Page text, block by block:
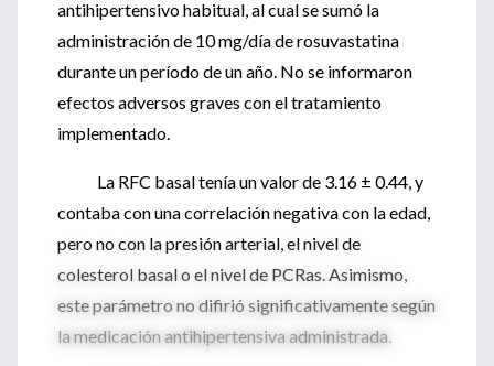
antihipertensivo habitual, al cual se sumó la
administración de 10 mg/día de rosuvastatina
durante un período de un año. No se informaron
efectos adversos graves con el tratamiento
implementado.
La RFC basal tenía un valor de 3.16 ± 0.44, y
contaba con una correlación negativa con la edad,
pero no con la presión arterial, el nivel de
colesterol basal o el nivel de PCRas. Asimismo,
este parámetro no difirió significativamente según
la medicación antihipertensiva administrada.